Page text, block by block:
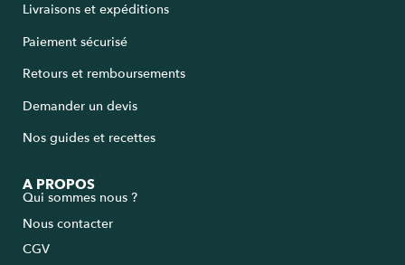
Livraisons et expéditions
Paiement sécurisé
Retours et remboursements
Demander un devis
Nos guides et recettes
A PROPOS
Qui sommes nous ?
Nous contacter
CGV